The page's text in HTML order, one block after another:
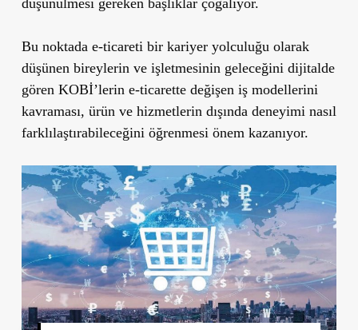
Bu noktada e-ticareti bir kariyer yolculuğu olarak
düşünen bireylerin ve işletmesinin geleceğini dijitalde
gören KOBİ’lerin e-ticarette değişen iş modellerini
kavraması, ürün ve hizmetlerin dışında deneyimi nasıl
farklılaştırabileceğini öğrenmesi önem kazanıyor.